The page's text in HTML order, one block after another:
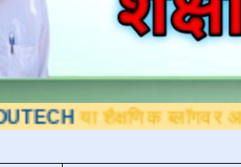
ब्लॉगवर आपले स्वागत